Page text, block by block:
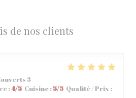
de nos clients
3
:4/5 Cuisine :5/5 Qualité / Prix :